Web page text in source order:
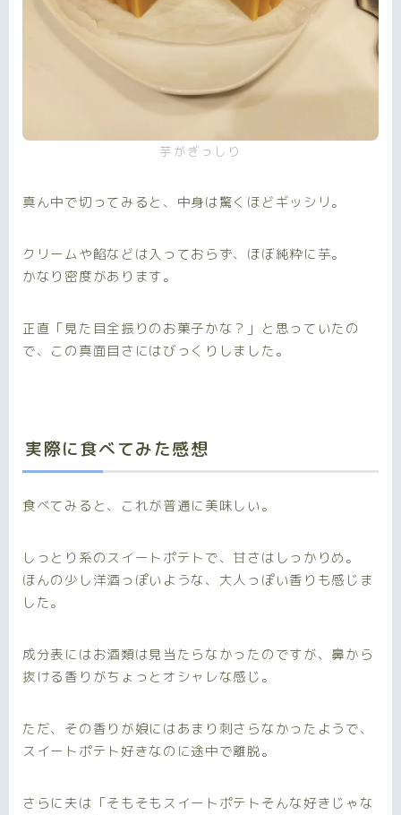
芋がぎっしり
真ん中で切ってみると、中身は驚くほどギッシリ。
クリームや餡などは入っておらず、ほぼ純粋に芋。
かなり密度があります。
正直「見た目全振りのお菓子かな？」と思っていたの
で、この真面目さにはびっくりしました。
実際に食べてみた感想
食べてみると、これが普通に美味しい。
しっとり系のスイートポテトで、甘さはしっかりめ。
ほんの少し洋酒っぽいような、大人っぽい香りも感じま
した。
成分表にはお酒類は見当たらなかったのですが、鼻から
抜ける香りがちょっとオシャレな感じ。
ただ、その香りが娘にはあまり刺さらなかったようで、
スイートポテト好きなのに途中で離脱。
さらに夫は「そもそもスイートポテトそんな好きじゃな